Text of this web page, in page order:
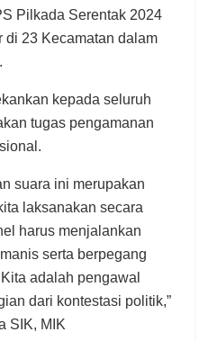
Pilkada Serentak 2024
di 23 Kecamatan dalam
kepada seluruh
tugas pengamanan
suara ini merupakan
laksanakan secara
harus menjalankan
serta berpegang
adalah pengawal
dari kontestasi politik,”
SIK, MIK